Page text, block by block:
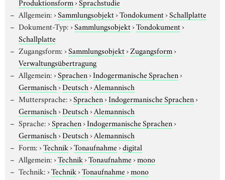
Allgemein:›Sammlungsobjekt›Tondokument›Schallplatte
Dokument-Typ:›Sammlungsobjekt›Tondokument›
Schallplatte
Zugangsform:›Sammlungsobjekt›Zugangsform›
Verwaltungsübertragung
Allgemein:›Sprachen›Indogermanische Sprachen›
Germanisch›Deutsch›Alemannisch
Muttersprache:›Sprachen›Indogermanische Sprachen›
Germanisch›Deutsch›Alemannisch
Sprache:›Sprachen›Indogermanische Sprachen›
Germanisch›Deutsch›Alemannisch
Form:›Technik›Tonaufnahme›digital
Allgemein:›Technik›Tonaufnahme›mono
Technik:›Technik›Tonaufnahme›mono